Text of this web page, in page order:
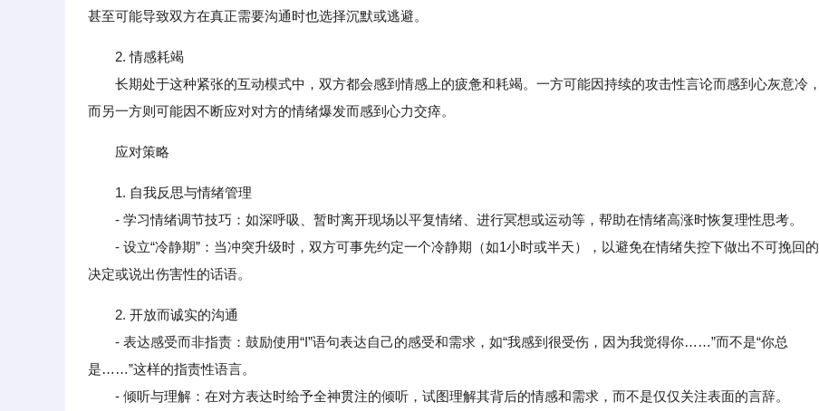
甚至可能导致双方在真正需要沟通时也选择沉默或逃避。
2. 情感耗竭
长期处于这种紧张的互动模式中，双方都会感到情感上的疲惫和耗竭。一方可能因持续的攻击性言论而感到心灰意冷，
而另一方则可能因不断应对对方的情绪爆发而感到心力交瘁。
应对策略
1. 自我反思与情绪管理
- 学习情绪调节技巧：如深呼吸、暂时离开现场以平复情绪、进行冥想或运动等，帮助在情绪高涨时恢复理性思考。
- 设立“冷静期”：当冲突升级时，双方可事先约定一个冷静期（如1小时或半天），以避免在情绪失控下做出不可挽回的
决定或说出伤害性的话语。
2. 开放而诚实的沟通
- 表达感受而非指责：鼓励使用“I”语句表达自己的感受和需求，如“我感到很受伤，因为我觉得你……”而不是“你总
是……”这样的指责性语言。
- 倾听与理解：在对方表达时给予全神贯注的倾听，试图理解其背后的情感和需求，而不是仅仅关注表面的言辞。